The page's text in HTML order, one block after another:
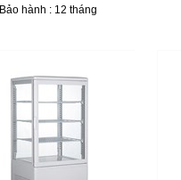
Bảo hành : 12 tháng